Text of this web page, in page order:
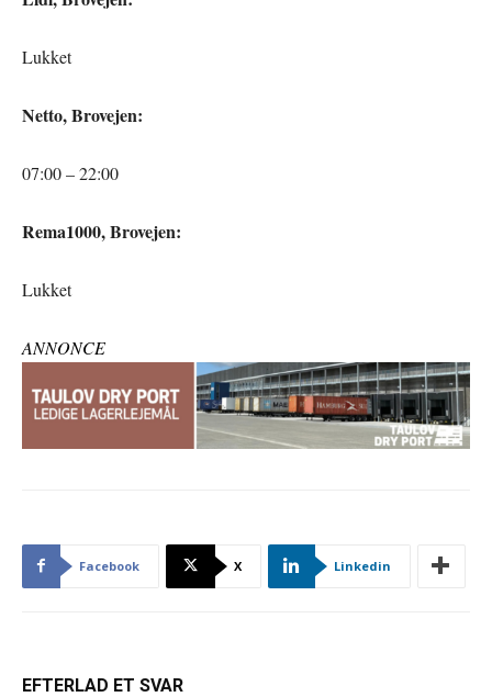
Lukket
Netto, Brovejen:
07:00 – 22:00
Rema1000, Brovejen:
Lukket
ANNONCE
Facebook X Linkedin
EFTERLAD ET SVAR